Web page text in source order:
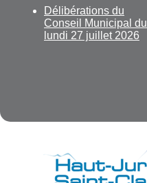
Délibérations du
Conseil Municipal du
lundi 27 juillet 2026